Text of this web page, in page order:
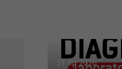
31 lip 2026